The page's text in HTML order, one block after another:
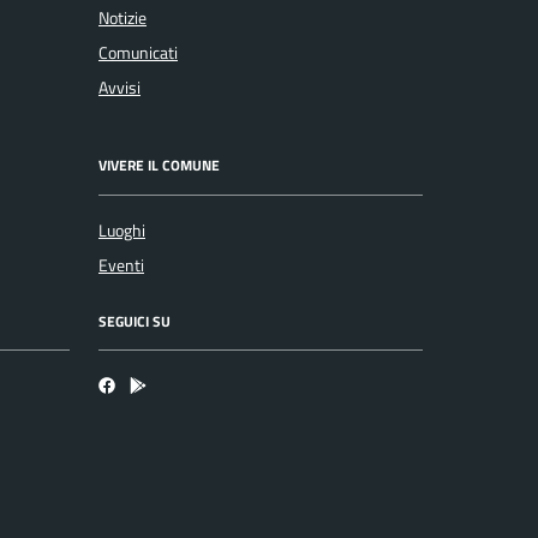
Notizie
Comunicati
Avvisi
VIVERE IL COMUNE
Luoghi
Eventi
SEGUICI SU
FacebookBosa inApp